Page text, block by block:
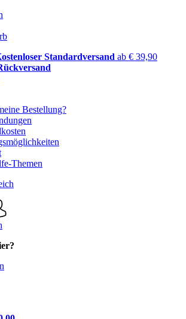
Standardversand ab € 39,90
Bestellung?
Themen